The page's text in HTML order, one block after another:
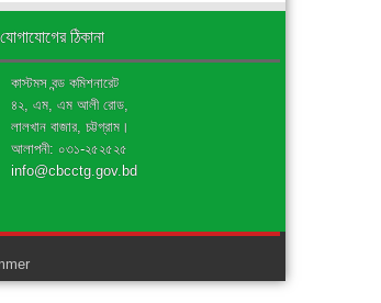
যোগাযোগের ঠিকানা
কাস্টমস বন্ড কমিশনারেট
৪২, এম, এম আলী রোড,
লালখান বাজার, চট্টগ্রাম।
আলাপনী: ০৩১-২৫২৫২৫
info@cbcctg.gov.bd